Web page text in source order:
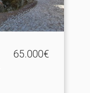
65.000€